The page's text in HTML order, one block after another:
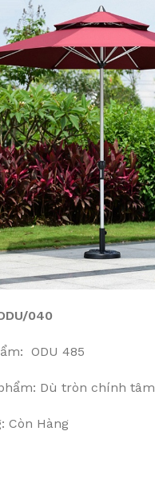
040
ODU 485
Dù tròn chính tâm
Còn Hàng